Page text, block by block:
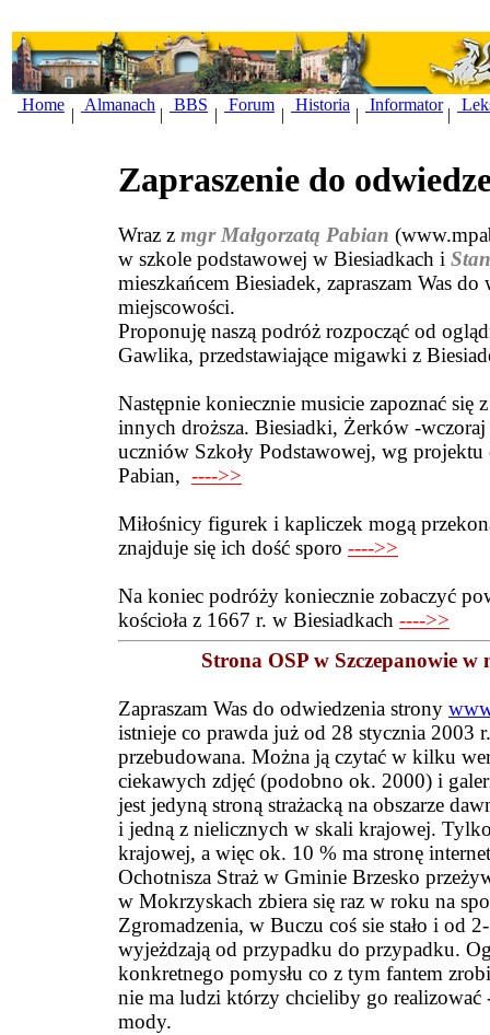
Home
|
Almanach
|
BBS
|
Forum
|
Historia
|
Informator
|
Zapraszenie do
Wraz z mgr Małgorzatą Pabian
w szkole podstawowej w Biesiadkach i
mieszkańcem Biesiadek, zapraszam Was
miejscowości.
Proponuję naszą podróż rozpocząć od
Gawlika, przedstawiające migawki z
Następnie koniecznie musicie zapoznać się
innych droższa. Biesiadki, Żerków -
uczniów Szkoły Podstawowej, wg projektu
Pabian, ---->>
Miłośnicy figurek i kapliczek mogą
znajduje się ich dość sporo ---->>
Na koniec podróży koniecznie zobaczyć
kościoła z 1667 r. w Biesiadkach ---->>
Strona OSP w Szczepanowie w
Zapraszam Was do odwiedzenia strony
istnieje co prawda już od 28 stycznia 2003
przebudowana. Można ją czytać w kilku
ciekawych zdjęć (podobno ok. 2000) i
jest jedyną stroną strażacką na obszarze
i jedną z nielicznych w skali krajowej.
krajowej, a więc ok. 10 % ma stronę
Ochotnisza Straż w Gminie Brzesko
w Mokrzyskach zbiera się raz w roku na
Zgromadzenia, w Buczu coś sie stało i od
wyjeżdzają od przypadku do przypadku.
konkretnego pomysłu co z tym fantem
nie ma ludzi którzy chcieliby go realizować
mody.